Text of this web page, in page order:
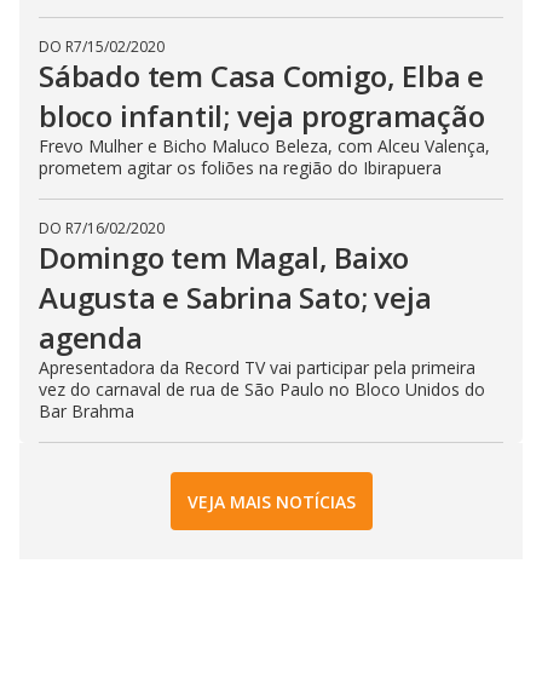
DO R7/15/02/2020
Sábado tem Casa Comigo, Elba e
bloco infantil; veja programação
Frevo Mulher e Bicho Maluco Beleza, com Alceu Valença,
prometem agitar os foliões na região do Ibirapuera
DO R7/16/02/2020
Domingo tem Magal, Baixo
Augusta e Sabrina Sato; veja
agenda
Apresentadora da Record TV vai participar pela primeira
vez do carnaval de rua de São Paulo no Bloco Unidos do
Bar Brahma
VEJA MAIS NOTÍCIAS